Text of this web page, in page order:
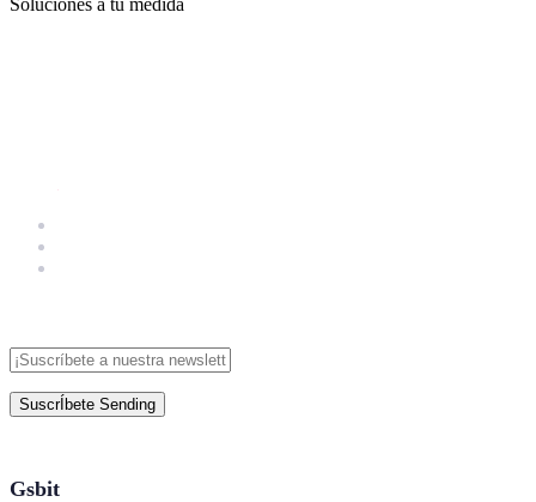
SuscrÍbete Sending
Gsbit